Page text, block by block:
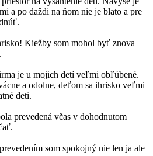
a po daždi na ňom nie je blato a pre
Kiežby som mohol byť znova
je u mojich detí veľmi obľúbené.
a odolne, deťom sa ihrisko veľmi
deti.
prevedená včas v dohodnutom
som spokojný nie len ja ale